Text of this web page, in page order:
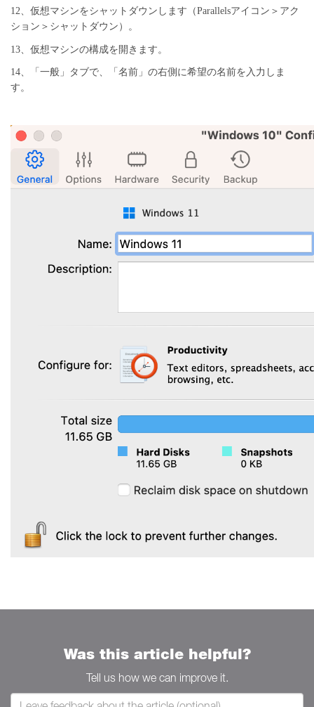
12、仮想マシンをシャットダウンします（Parallelsアイコン＞アク
ション＞シャットダウン）。
13、仮想マシンの構成を開きます。
14、「一般」タブで、「名前」の右側に希望の名前を入力しま
す。
Was this article helpful?
Tell us how we can improve it.